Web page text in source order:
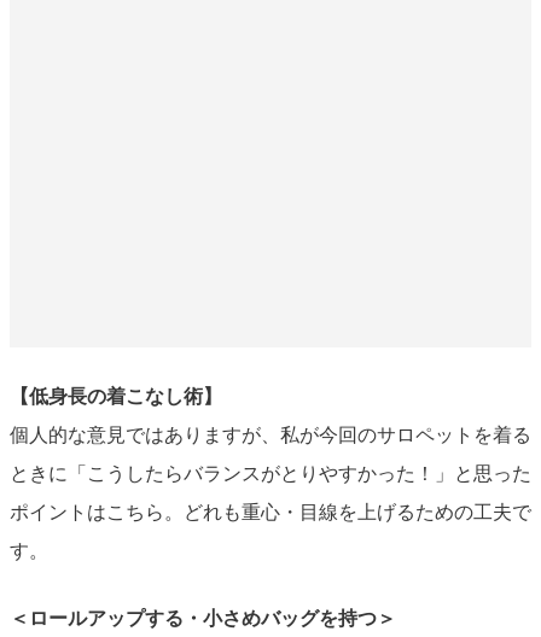
【低身長の着こなし術】
個人的な意見ではありますが、私が今回のサロペットを着る
ときに「こうしたらバランスがとりやすかった！」と思った
ポイントはこちら。どれも重心・目線を上げるための工夫で
す。
＜ロールアップする・小さめバッグを持つ＞